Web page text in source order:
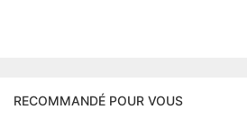
RECOMMANDÉ POUR VOUS